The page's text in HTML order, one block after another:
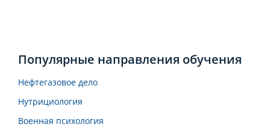
Популярные направления обучения
Нефтегазовое дело
Нутрициология
Военная психология